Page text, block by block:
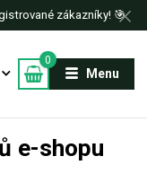
zákazníky! 🎯
Menu
0
e-shopu